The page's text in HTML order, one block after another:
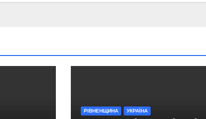
РІВНЕНЩИНА УКРАЇНА